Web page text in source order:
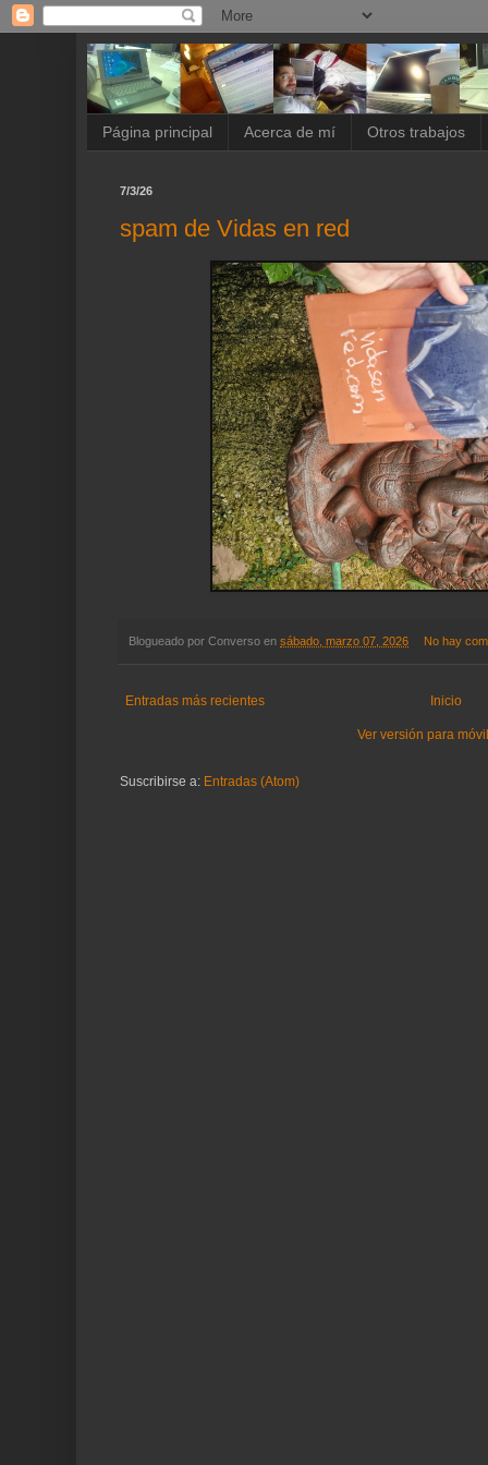
Página principal Acerca de mí Otros trabajos
7/3/26
spam de Vidas en red
Blogueado por Converso en sábado, marzo 07, 2026 No hay
Entradas más recientes Inicio
Ver versión para
Suscribirse a: Entradas (Atom)